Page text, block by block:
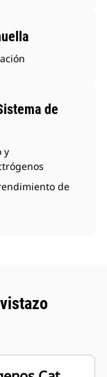
de
y
de